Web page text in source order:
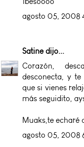
agosto 05, 2008
Satinedijo...
Corazón,
desconecta, y
que si vienes
más seguidito,
Muaks,te echaré
agosto 05, 2008